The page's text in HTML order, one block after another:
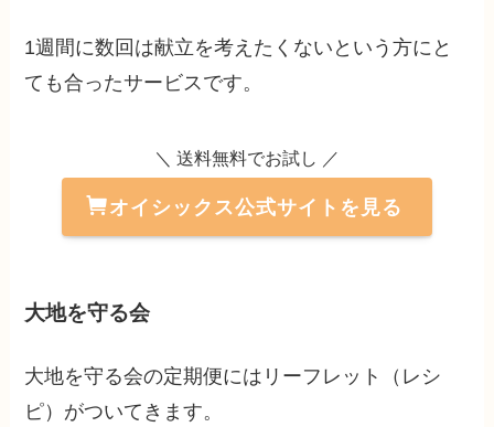
1週間に数回は献立を考えたくないという方にと
ても合ったサービスです。
＼ 送料無料でお試し ／
オイシックス公式サイトを見る
大地を守る会
大地を守る会の定期便にはリーフレット（レシ
ピ）がついてきます。